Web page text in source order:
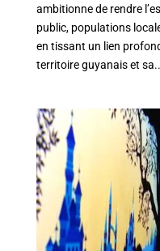
ambitionne de rendre
public, populations
en tissant un lien
territoire guyanais et